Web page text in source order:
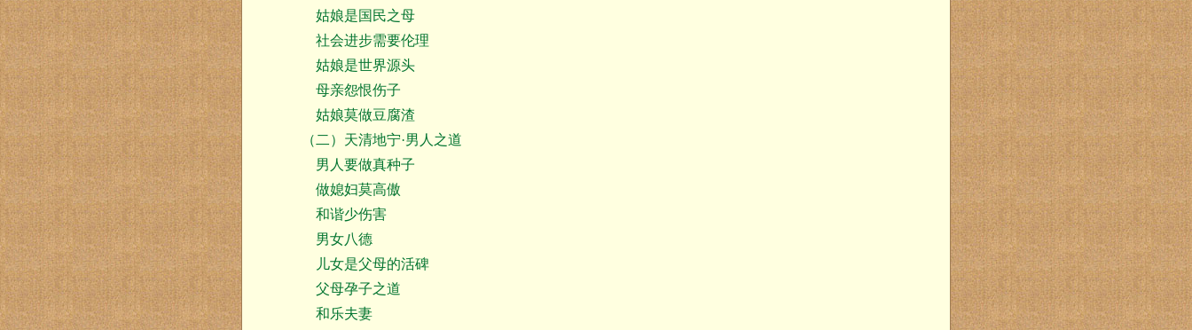
姑娘是国民之母
社会进步需要伦理
姑娘是世界源头
母亲怨恨伤子
姑娘莫做豆腐渣
（二）天清地宁·男人之道
男人要做真种子
做媳妇莫高傲
和谐少伤害
男女八德
儿女是父母的活碑
父母孕子之道
和乐夫妻